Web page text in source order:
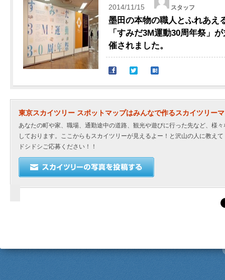
2014/11/15 スタッフ
墨田の本物の職人とふれあえ
「すみだ3M運動30周年祭」
催されました。
東京スカイツリー スポットマップはみんなで作るスカイツリー
あなたの町や家、職場、通勤途中の道路、観光や遊びに行った先など、様
しております。ここからもスカイツリーが見えるよー！と沢山の人に教え
ドシドシご応募ください！！